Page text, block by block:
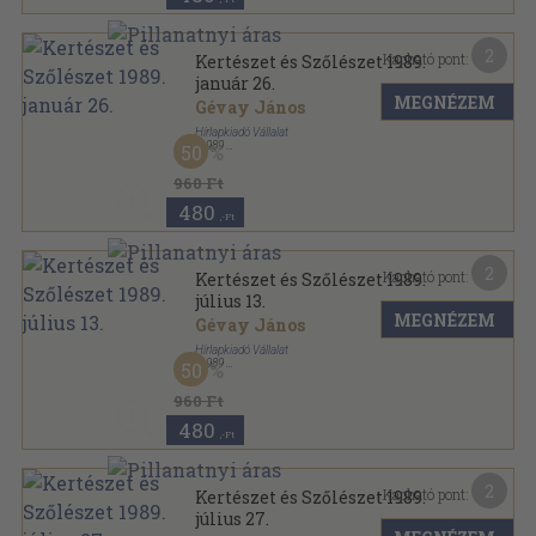
Kertészet és Szőlészet 1989.
január 26.
Gévay János
Hírlapkiadó Vállalat
, 1989
Tűzött kötés
Kertészet és Szőlészet sorozat
960 Ft
50
480 ,-Ft
Kapható pont:
MEGNÉZEM
Kertészet és Szőlészet 1989.
július 13.
Gévay János
Hírlapkiadó Vállalat
, 1989
Tűzött kötés
Kertészet és Szőlészet sorozat
960 Ft
50
480 ,-Ft
Kapható pont:
MEGNÉZEM
Kertészet és Szőlészet 1989.
július 27.
Kapható pont: